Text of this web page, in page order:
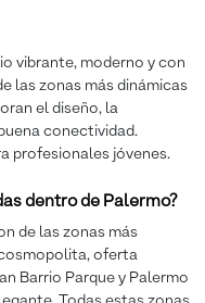
vibrante, moderno y con
las zonas más dinámicas
el diseño, la
conectividad.
profesionales jóvenes.
dentro de Palermo?
de las zonas más
oferta
Barrio Parque y Palermo